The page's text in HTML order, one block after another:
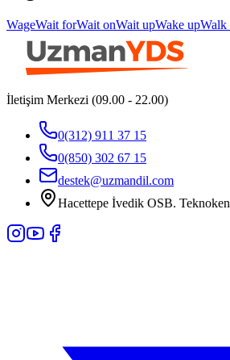
WageWait forWait onWait upWake upWalk
İletişim Merkezi (09.00 - 22.00)
0(312) 911 37 15
0(850) 302 67 15
destek@uzmandil.com
Hacettepe İvedik OSB.